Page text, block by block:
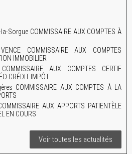
Sorgue COMMISSAIRE AUX COMPTES À
COMMISSAIRE AUX COMPTES
IMMOBILIER
AUX COMPTES CERTIF
CRÉDIT IMPÔT
COMMISSAIRE AUX COMPTES À LA
AUX APPORTS PATIENTÈLE
EN COURS
Voir toutes les actualités